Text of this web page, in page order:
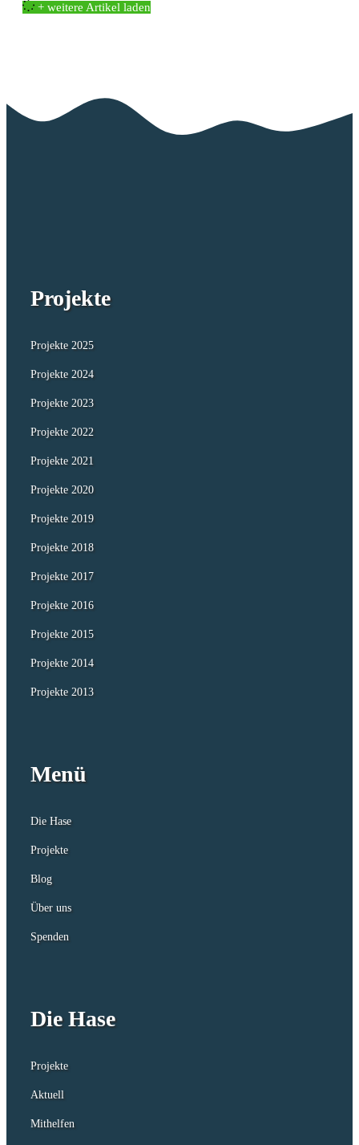
+ weitere Artikel laden
Projekte
Projekte 2025
Projekte 2024
Projekte 2023
Projekte 2022
Projekte 2021
Projekte 2020
Projekte 2019
Projekte 2018
Projekte 2017
Projekte 2016
Projekte 2015
Projekte 2014
Projekte 2013
Menü
Die Hase
Projekte
Blog
Über uns
Spenden
Die Hase
Projekte
Aktuell
Mithelfen